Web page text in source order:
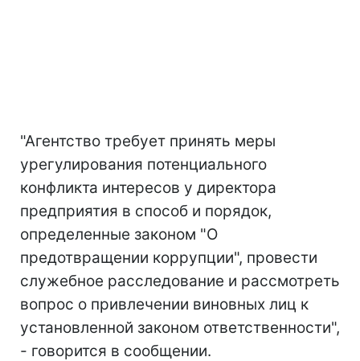
"Агентство требует принять меры
урегулирования потенциального
конфликта интересов у директора
предприятия в способ и порядок,
определенные законом "О
предотвращении коррупции", провести
служебное расследование и рассмотреть
вопрос о привлечении виновных лиц к
установленной законом ответственности",
- говорится в сообщении.